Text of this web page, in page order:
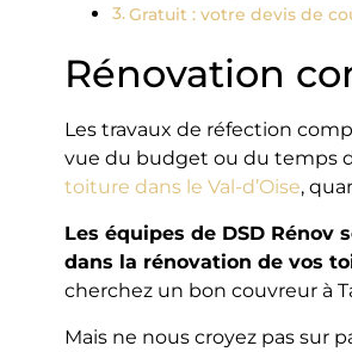
Gratuit : votre devis de
Rénovation
Les travaux de réfection
vue du budget ou du temps
toiture dans le Val-d’Oise,
Les équipes de DSD
dans la rénovation de vos
cherchez un bon couvreur à
Mais ne nous croyez pas sur